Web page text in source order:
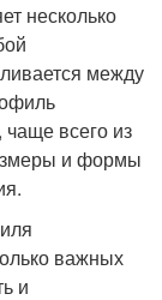
несколько
между
чаще всего из
и формы
важных
и